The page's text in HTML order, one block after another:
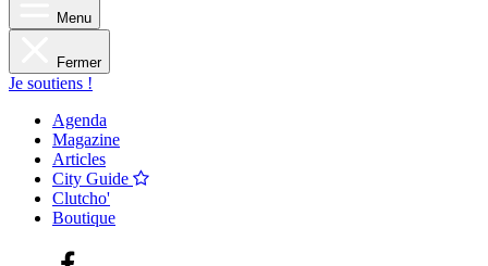
Menu
Fermer
Je soutiens !
Agenda
Magazine
Articles
City Guide
Clutcho'
Boutique